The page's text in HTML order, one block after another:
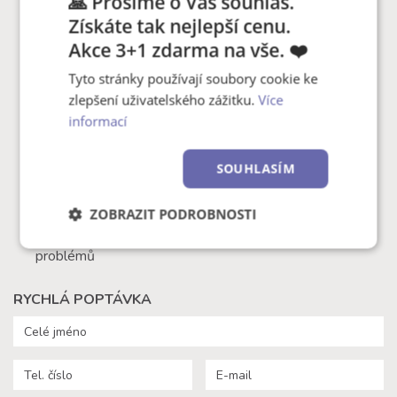
Ostatní
Hrnky, magnety, trička…
Rady a kontakty
Fotoknihy
Polštář s potiskem
Fotoobrazy
Fotohrnky
Praha - Dejvice
Praha - Žižkov
Brno - Veveří
Liberec
OSTATNÍ
Časté otázky (FAQ)
problémů
Kde nás najdete
Provozovny
RYCHLÁ POPTÁVKA
Získáte tak nejlepší cenu.
Akce 3+1 zdarma na vše. ❤️
Tyto stránky používají soubory cookie ke
zlepšení uživatelského zážitku.Více
informací
SOUHLASÍM
ZOBRAZIT PODROBNOSTI
Nezbytně
nutné
Výkonové
Soubory